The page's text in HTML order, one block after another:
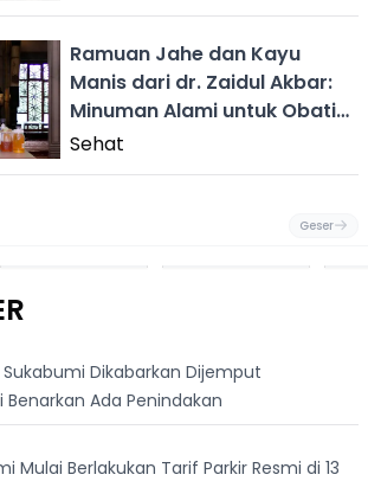
Ramuan Jahe dan Kayu
Manis dari dr. Zaidul Akbar:
Minuman Alami untuk Obati
PCOS
Sehat
Geser
"Bang Messi"
Dikabarkan Dijemput
Benarkan Ada Penindakan
Mulai Berlakukan Tarif Parkir Resmi di 13